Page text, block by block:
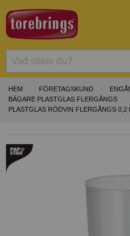
HEM FÖRETAGSKUND
BÄGARE PLASTGLAS FLERGÅNGS
PLASTGLAS RÖDVIN FLERGÅNGS